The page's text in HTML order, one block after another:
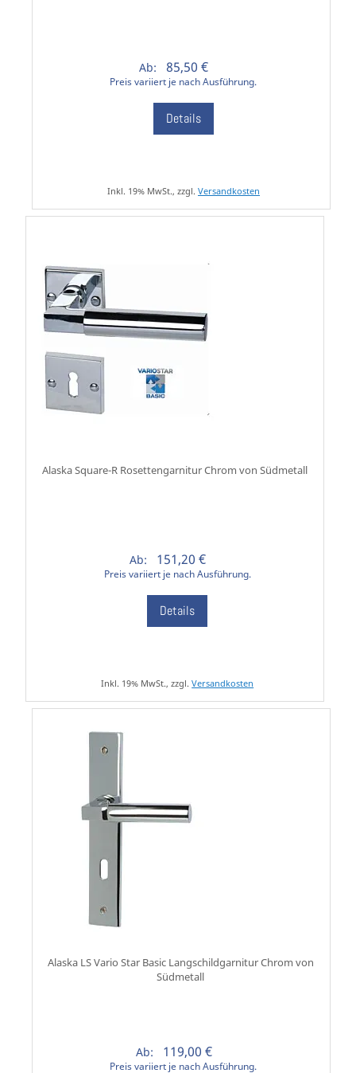
Ab: 85,50 €
Preis variiert je nach Ausführung.
Details
Inkl. 19% MwSt., zzgl. Versandkosten
Alaska Square-R Rosettengarnitur Chrom von Südmetall
Ab: 151,20 €
Preis variiert je nach Ausführung.
Details
Inkl. 19% MwSt., zzgl.Versandkosten
Alaska LS Vario Star Basic Langschildgarnitur Chrom von
Südmetall
Ab: 119,00 €
Preis variiert je nach Ausführung.